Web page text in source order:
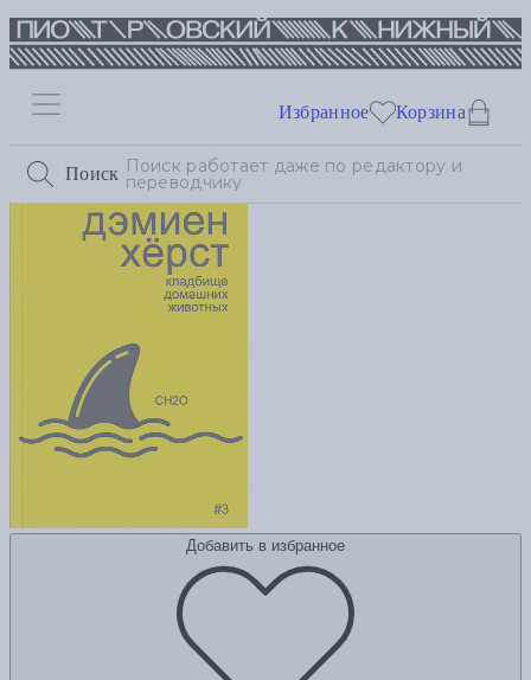
Поиск
Избранное Корзина
Добавить в избранное